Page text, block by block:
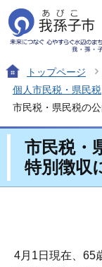
トップページ
個人市民税・県民税
市民税・県民税の
市民税・
特別徴収
4月1日現在、65